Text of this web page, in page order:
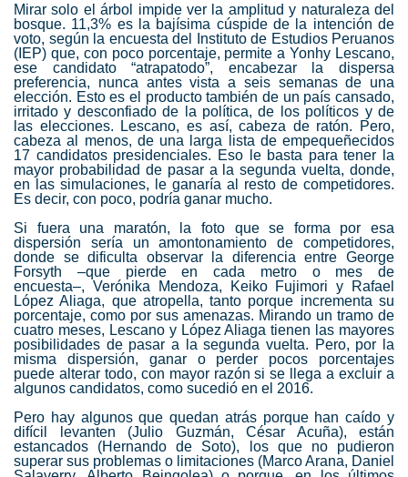
Mirar solo el árbol impide ver la amplitud y naturaleza del
bosque. 11,3% es la bajísima cúspide de la intención de
voto, según la encuesta del Instituto de Estudios Peruanos
(IEP) que, con poco porcentaje, permite aYonhy Lescano,
ese candidato “atrapatodo”, encabezar la dispersa
preferencia, nunca antes vista a seis semanas de una
elección. Esto es el producto también de un país cansado,
irritado y desconfiado de la política, de los políticos y de
las elecciones.
Lescano, es así, cabeza de ratón. Pero,
cabeza al menos, de una larga lista de empequeñecidos
17 candidatos presidenciales. Eso le basta para tener la
mayor probabilidad de pasar a la segunda vuelta, donde,
en las simulaciones, le ganaría al resto de competidores.
Es decir, con poco, podría ganar mucho.
Si fuera una maratón, la foto que se forma por esa
dispersión sería un amontonamiento de competidores,
donde se dificulta observar la diferencia entre George
Forsyth –que pierde en cada metro o mes de
encuesta–, Verónika Mendoza, Keiko Fujimori y
Rafael
López Aliaga, que atropella, tanto porque incrementa su
porcentaje, como por sus amenazas. Mirando un tramo de
cuatro meses, Lescano y López Aliaga tienen las mayores
posibilidades de pasar a la segunda vuelta. Pero, por la
misma dispersión, ganar o perder pocos porcentajes
puede alterar todo, con mayor razón si se llega a excluir a
algunos candidatos, como sucedió en el 2016.
Pero hay algunos que quedan atrás porque han caído y
difícil levanten (Julio Guzmán, César Acuña), están
estancados (Hernando de Soto), los que no pudieron
superar sus problemas o limitaciones (Marco Arana, Daniel